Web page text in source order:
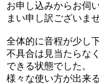
お申し込みからお伺
まい申し訳ございま
全体的に音程が少し
不具合は見当たらな
できる状態でした。
様々な使い方が出来